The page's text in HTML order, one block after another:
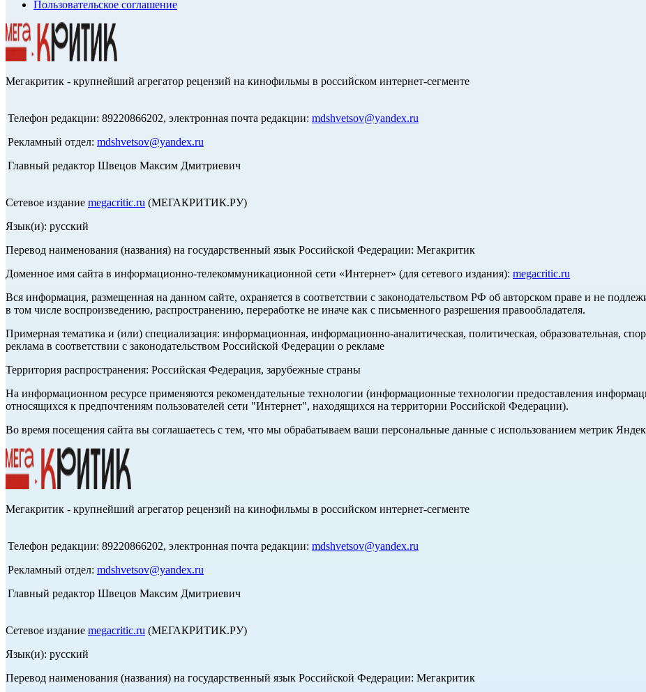
Пользовательское соглашение
Мегакритик - крупнейший агрегатор рецензий на кинофильмы в российском интернет-сегменте
Телефон редакции: 89220866202, электронная почта редакции: mdshvetsov@yandex.ru
Рекламный отдел: mdshvetsov@yandex.ru
Главный редактор Швецов Максим Дмитриевич
Сетевое издание megacritic.ru (МЕГАКРИТИК.РУ)
Язык(и): русский
Перевод наименования (названия) на государственный язык Российской Федерации: Мегакритик
Доменное имя сайта в информационно-телекоммуникационной сети «Интернет» (для сетевого издания): megacritic.ru
Вся информация, размещенная на данном сайте, охраняется в соответствии с законодательством РФ об авторском праве и не
в том числе воспроизведению, распространению, переработке не иначе как с письменного разрешения правообладателя.
Примерная тематика и (или) специализация: информационная, информационно-аналитическая, политическая, образовательная,
реклама в соответствии с законодательством Российской Федерации о рекламе
Территория распространения: Российская Федерация, зарубежные страны
На информационном ресурсе применяются рекомендательные технологии (информационные технологии предоставления
относящихся к предпочтениям пользователей сети "Интернет", находящихся на территории Российской Федерации).
Во время посещения сайта вы соглашаетесь с тем, что мы обрабатываем ваши персональные данные с использованием метрик
Мегакритик - крупнейший агрегатор рецензий на кинофильмы в российском интернет-сегменте
Телефон редакции: 89220866202, электронная почта редакции: mdshvetsov@yandex.ru
Рекламный отдел: mdshvetsov@yandex.ru
Главный редактор Швецов Максим Дмитриевич
Сетевое издание megacritic.ru (МЕГАКРИТИК.РУ)
Язык(и): русский
Перевод наименования (названия) на государственный язык Российской Федерации: Мегакритик